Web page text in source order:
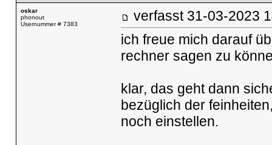
oskar
phonout
Usernummer # 7383
verfasst 31-03-
ich freue mich darauf
rechner sagen zu
klar, das geht dann
bezüglich der
noch einstellen.